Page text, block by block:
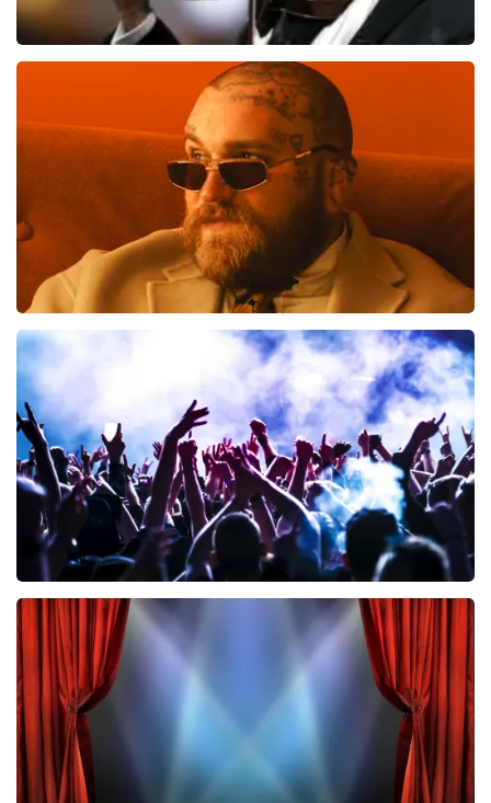
laatste 30 minuten
BESTEL NU
Teddy Swims
BESTEL NU
Megadeth
322 laatste 30 minuten
BESTEL NU